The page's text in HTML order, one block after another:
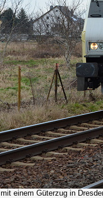
mit einem Güterzug in